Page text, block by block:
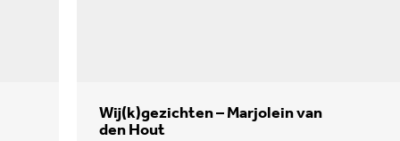
Wij(k)gezichten – Marjolein van
den Hout